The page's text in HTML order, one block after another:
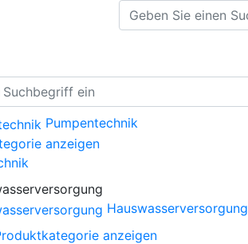
Pumpentechnik
anzeigen
Hauswasserversorgung
anzeigen